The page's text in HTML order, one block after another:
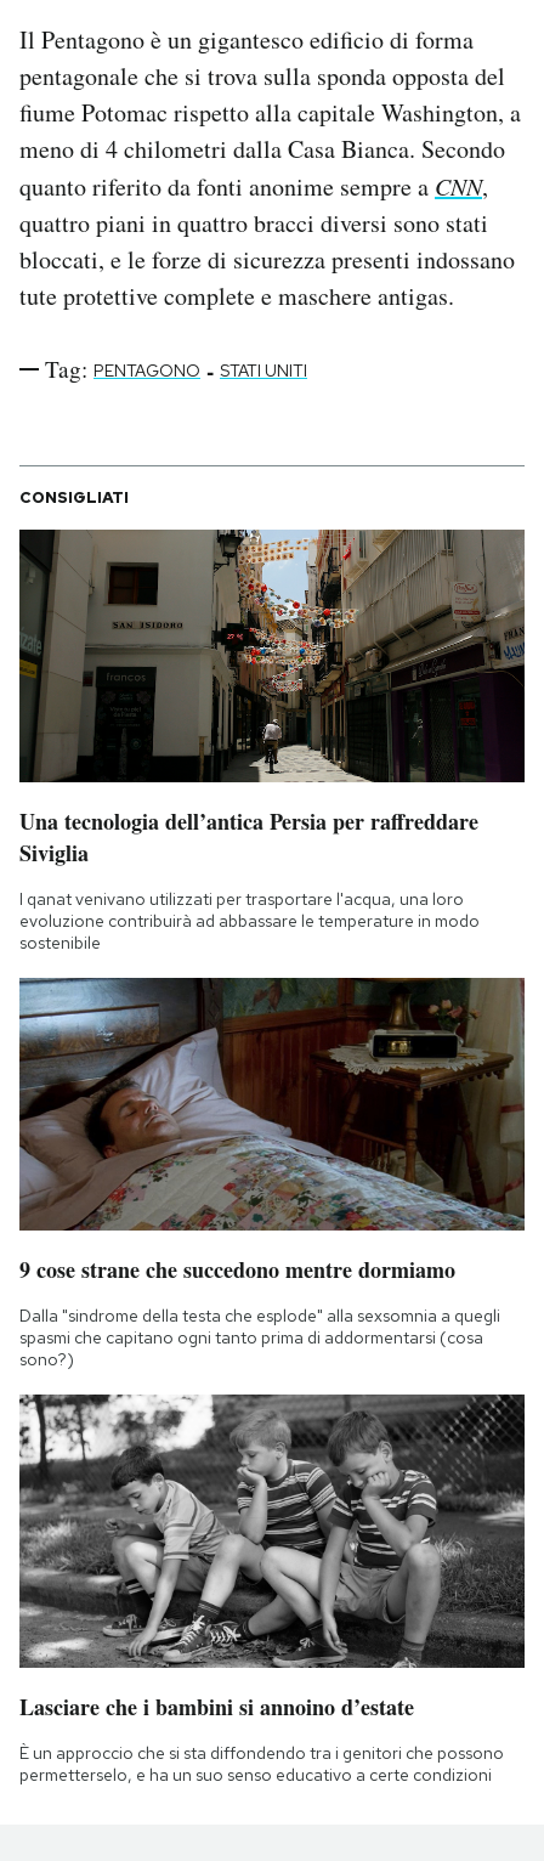
Il Pentagono è un gigantesco edificio di forma
pentagonale che si trova sulla sponda opposta del
fiume Potomac rispetto alla capitale Washington, a
meno di 4 chilometri dalla Casa Bianca. Secondo
quanto riferito da fonti anonime sempre a CNN,
quattro piani in quattro bracci diversi sono stati
bloccati, e le forze di sicurezza presenti indossano
tute protettive complete e maschere antigas.
Tag: PENTAGONO - STATI UNITI
CONSIGLIATI
Una tecnologia dell’antica Persia per raffreddare
Siviglia
I qanat venivano utilizzati per trasportare l'acqua, una loro
evoluzione contribuirà ad abbassare le temperature in modo
sostenibile
9 cose strane che succedono mentre dormiamo
Dalla "sindrome della testa che esplode" alla sexsomnia a quegli
spasmi che capitano ogni tanto prima di addormentarsi (cosa
sono?)
Lasciare che i bambini si annoino d’estate
È un approccio che si sta diffondendo tra i genitori che possono
permetterselo, e ha un suo senso educativo a certe condizioni